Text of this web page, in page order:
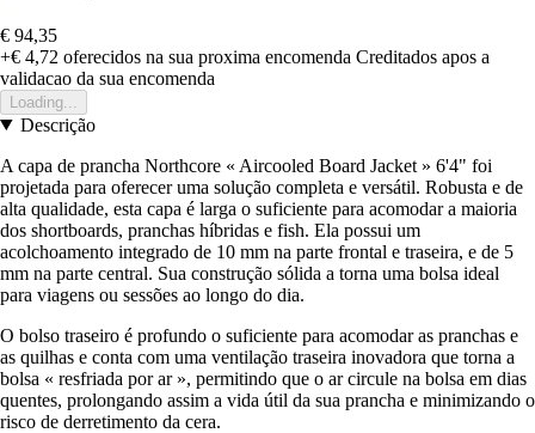
€ 94,35
+€ 4,72 oferecidos na sua proxima encomenda Creditados apos a
validacao da sua encomenda
Loading...
Descrição
A capa de prancha Northcore « Aircooled Board Jacket » 6'4" foi
projetada para oferecer uma solução completa e versátil. Robusta e de
alta qualidade, esta capa é larga o suficiente para acomodar a maioria
dos shortboards, pranchas híbridas e fish. Ela possui um
acolchoamento integrado de 10 mm na parte frontal e traseira, e de 5
mm na parte central. Sua construção sólida a torna uma bolsa ideal
para viagens ou sessões ao longo do dia.
O bolso traseiro é profundo o suficiente para acomodar as pranchas e
as quilhas e conta com uma ventilação traseira inovadora que torna a
bolsa « resfriada por ar », permitindo que o ar circule na bolsa em dias
quentes, prolongando assim a vida útil da sua prancha e minimizando o
risco de derretimento da cera.